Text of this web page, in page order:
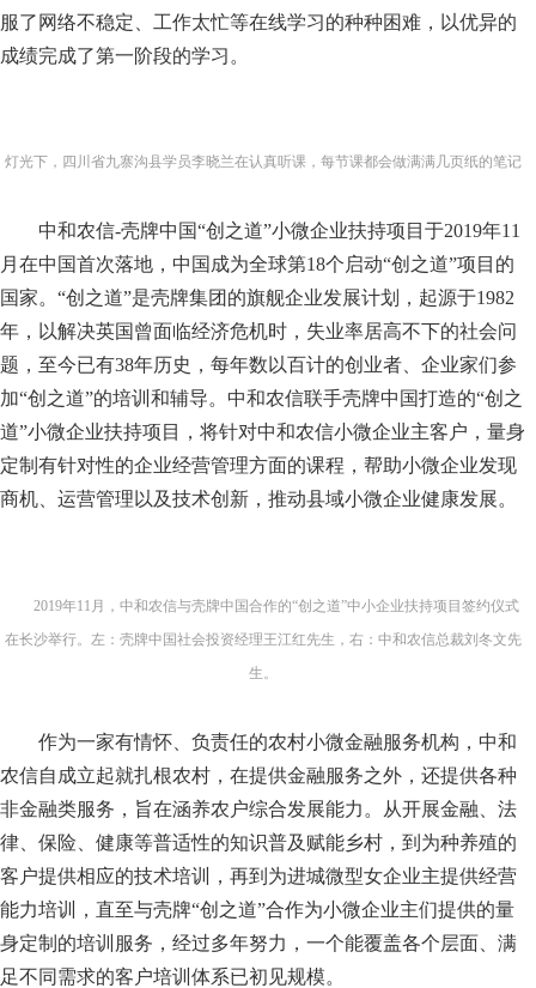
服了网络不稳定、工作太忙等在线学习的种种困难，以优异的
成绩完成了第一阶段的学习。
灯光下，四川省九寨沟县学员李晓兰在认真听课，每节课都会做满满几页纸的笔记
中和农信-壳牌中国“创之道”小微企业扶持项目于2019年11
月在中国首次落地，中国成为全球第18个启动“创之道”项目的
国家。“创之道”是壳牌集团的旗舰企业发展计划，起源于1982
年，以解决英国曾面临经济危机时，失业率居高不下的社会问
题，至今已有38年历史 ，每年数以百计的创业者、企业家们参
加“创之道”的培训和辅导。中和农信联手壳牌中国打造的“创之
道”小微企业扶持项目，将针对中和农信小微企业主客户，量身
定制有针对性的企业经营管理方面的课程，帮助小微企业发现
商机、运营管理以及技术创新，推动县域小微企业健康发展。
2019年11 月，中和农信与壳牌中国合作的“创之道”中小企业扶持项目签约仪式
在长沙举行。左：壳牌中国社会投资经理王江红先生，右：中和农信总裁刘冬文先
生。
作为一家有情怀、负责任的农村小微金融服务机构，中和
农信自成立起就扎根农村，在提供金融服务之外，还提供各种
非金融类服务，旨在涵养农户综合发展能力。从开展金融、法
律、保险、健康等普适性的知识普及赋能乡村，到为种养殖的
客户提供相应的技术培训，再到为进城微型女企业主提供经营
能力培训
，直至与壳牌“创之道”合作为小微企业主们提供的量
身定制的培训服务，经过多年努力，一个能覆盖各个层面、满
足不同需求的客户培训体系已初见规模。